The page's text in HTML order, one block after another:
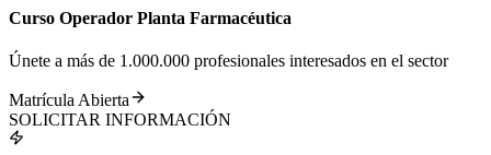
Curso Operador Planta Farmacéutica
Únete a más de 1.000.000 profesionales interesados en el sector
Matrícula Abierta
SOLICITAR INFORMACIÓN